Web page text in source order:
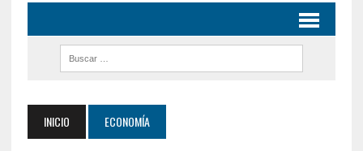
INICIO ECONOMÍA